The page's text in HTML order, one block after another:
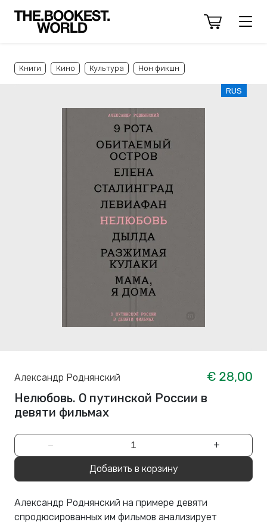
Книги Кино Культура Нон фикшн
RUS
Александр Роднянский
€ 28,00
Нелюбовь. О путинской России в
девяти фильмах
− +
Добавить в корзину
Александр Роднянский на примере девяти
спродюсированных им фильмов анализирует